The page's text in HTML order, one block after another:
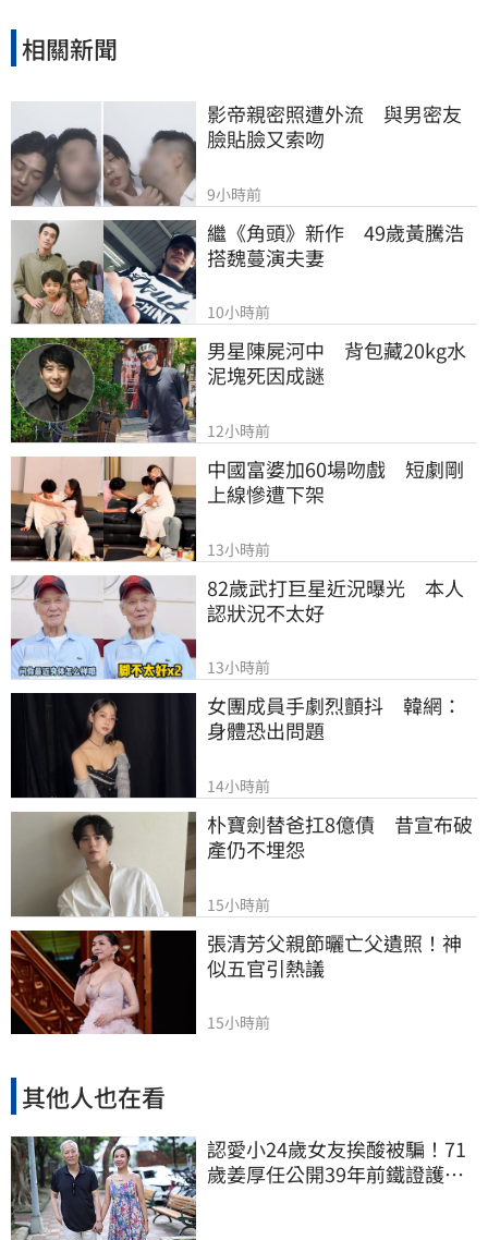
相關新聞
影帝親密照遭外流　與男密友
臉貼臉又索吻
9小時前
繼《角頭》新作　49歲黃騰浩
搭魏蔓演夫妻
10小時前
男星陳屍河中　背包藏20kg水
泥塊死因成謎
12小時前
中國富婆加60場吻戲　短劇剛
上線慘遭下架
13小時前
82歲武打巨星近況曝光　本人
認狀況不太好
13小時前
女團成員手劇烈顫抖　韓網：
身體恐出問題
14小時前
朴寶劍替爸扛8億債　昔宣布破
產仍不埋怨
15小時前
張清芳父親節曬亡父遺照！神
似五官引熱議
15小時前
其他人也在看
認愛小24歲女友挨酸被騙！71
歲姜厚任公開39年前鐵證護